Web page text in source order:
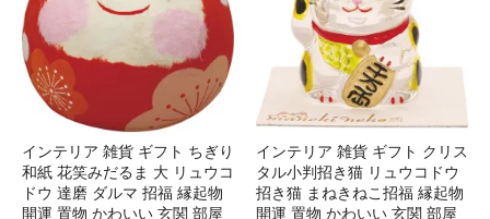
インテリア 雑貨 ギフト ちぎり
和紙 花笑みだるま 大 リュウコ
ドウ 達磨 ダルマ 招福 縁起物
開運 置物 かわいい 玄関 部屋
インテリア 雑貨 ギフト クリス
タル小判招き猫 リュウコドウ
招き猫 まねきねこ招福 縁起物
開運 置物 かわいい 玄関 部屋